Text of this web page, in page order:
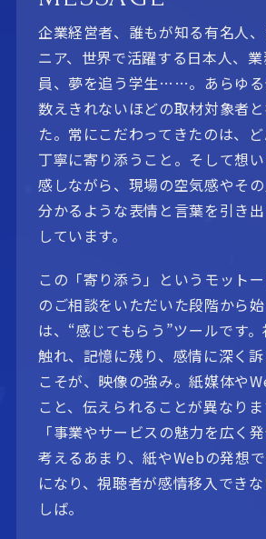
企業経営者、誰もが知る有名人
ニア、世界で活躍する日本人、
員、夢を追う学生……。あらゆる
数えきれないほどの取材対象者
た。常にこだわってきたのは、
丁寧に寄り添うこと。そして想
感しながら、現場の空気感やそ
分かるような表情と言葉を引き
しています。
この「寄り添う」というモット
のご相談をいただいた段階から
は、“感じてもらう”ツールです
触れ、記憶に残り、感情に深く
こそが、映像の強み。紙媒体や
こと、伝えられることが異なりま
「事業やサービスの魅力を広く
考えるあまり、紙やWebの発想
になり、視聴者が感情移入でき
しば。